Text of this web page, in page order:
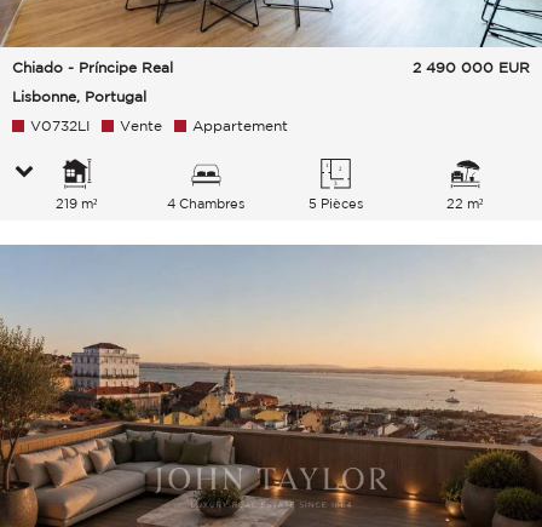
Chiado - Príncipe Real
Lisbonne, Portugal
2 490 000 EUR
V0732LI Vente Appartement
219 m² 4 Chambres 5 Pièces 22 m²